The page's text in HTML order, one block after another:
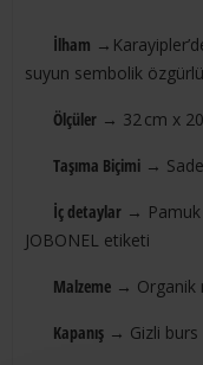
İlham
suyun sembolik
Ölçüler → 32 cm x
Taşıma Biçimi →
İç detaylar → Pamuk
JOBONEL etiketi
Malzeme → Organik
Kapanış → Gizli burs